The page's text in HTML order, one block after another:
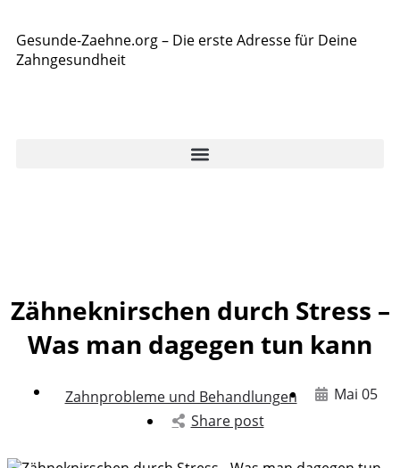
Gesunde-Zaehne.org – Die erste Adresse für Deine
Zahngesundheit
Zähneknirschen durch Stress –
Was man dagegen tun kann
Zahnprobleme und Behandlungen
Mai 05
Share post